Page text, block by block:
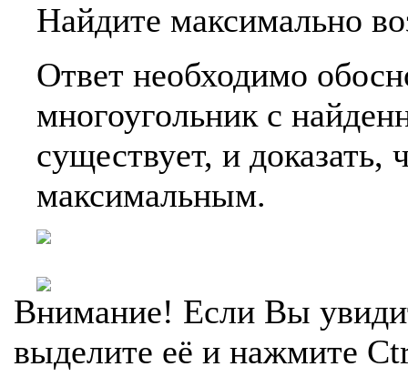
Найдите максимально
Ответ необходимо
многоугольник с
существует, и доказать,
максимальным.
Внимание! Если Вы
выделите её и нажмите